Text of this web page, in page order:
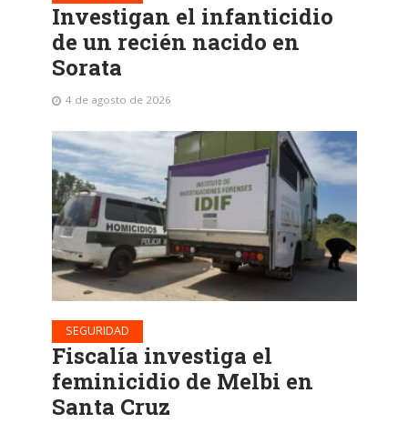
Investigan el infanticidio
de un recién nacido en
Sorata
4 de agosto de 2026
SEGURIDAD
Fiscalía investiga el
feminicidio de Melbi en
Santa Cruz